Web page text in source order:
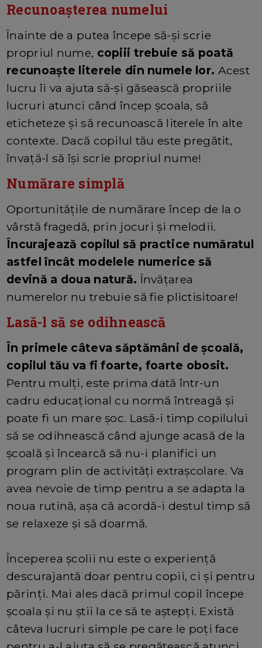
Recunoașterea numelui
Înainte de a putea începe să-și scrie
propriul nume, copiii trebuie să poată
recunoaște literele din numele lor. Acest
lucru îi va ajuta să-și găsească propriile
lucruri atunci când încep școala, să
eticheteze și să recunoască literele în alte
contexte. Dacă copilul tău este pregătit,
învață-l să își scrie propriul nume!
Numărare simplă
Oportunitățile de numărare încep de la o
vârstă fragedă, prin jocuri și melodii.
Încurajează copilul să practice număratul
astfel încât modelele numerice să
devină a doua natură. Învățarea
numerelor nu trebuie să fie plictisitoare!
Lasă-l să se odihnească
În primele câteva săptămâni de școală,
copilul tău va fi foarte, foarte obosit.
Pentru mulți, este prima dată într-un
cadru educațional cu normă întreagă și
poate fi un mare șoc. Lasă-i timp copilului
să se odihnească când ajunge acasă de la
școală și încearcă să nu-i planifici un
program plin de activități extrașcolare. Va
avea nevoie de timp pentru a se adapta la
noua rutină, așa că acordă-i destul timp să
se relaxeze și să doarmă.
Începerea școlii nu este o experiență
descurajantă doar pentru copii, ci și pentru
părinți. Mai ales dacă primul copil începe
școala și nu știi la ce să te aștepți. Există
câteva lucruri simple pe care le poți face